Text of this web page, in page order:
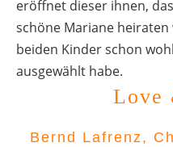
eröffnet dieser ihnen,
schöne Mariane
beiden Kinder schon
ausgewählt habe.
Love
Bernd Lafrenz,